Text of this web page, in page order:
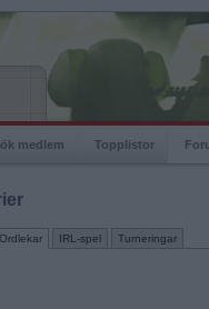
medlem Topplistor
Ordlekar IRL-spel Turneringar